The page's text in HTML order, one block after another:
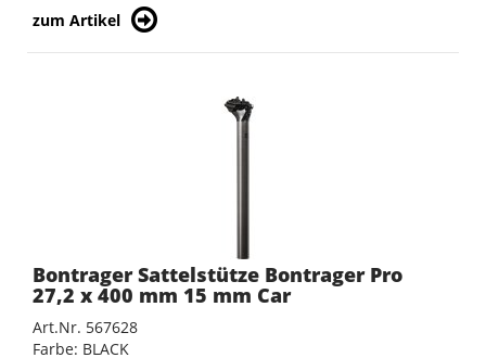
zum Artikel
Bontrager Sattelstütze Bontrager Pro
27,2 x 400 mm 15 mm Car
Art.Nr. 567628
Farbe: BLACK